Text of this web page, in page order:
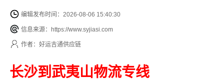
编辑发布时间：2026-08-06 15:40:30
信息来源：https://www.syjiasi.com
作者：好运吉通供应链
长沙到武夷山物流专线